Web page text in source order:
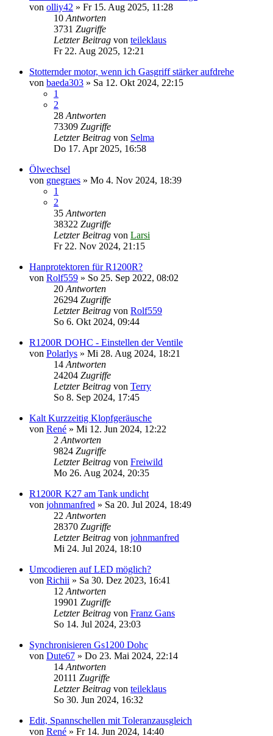
von olliy42 » Fr 15. Aug 2025, 11:28
10 Antworten
3731 Zugriffe
Letzter Beitrag von teileklaus
Fr 22. Aug 2025, 12:21
Stotternder motor, wenn ich Gasgriff stärker aufdrehe
von baeda303 » Sa 12. Okt 2024, 22:15
1
2
28 Antworten
73309 Zugriffe
Letzter Beitrag von Selma
Do 17. Apr 2025, 16:58
Ölwechsel
von gnegraes » Mo 4. Nov 2024, 18:39
1
2
35 Antworten
38322 Zugriffe
Letzter Beitrag von Larsi
Fr 22. Nov 2024, 21:15
Hanprotektoren für R1200R?
von Rolf559 » So 25. Sep 2022, 08:02
20 Antworten
26294 Zugriffe
Letzter Beitrag von Rolf559
So 6. Okt 2024, 09:44
R1200R DOHC - Einstellen der Ventile
von Polarlys » Mi 28. Aug 2024, 18:21
14 Antworten
24204 Zugriffe
Letzter Beitrag von Terry
So 8. Sep 2024, 17:45
Kalt Kurzzeitig Klopfgeräusche
von René » Mi 12. Jun 2024, 12:22
2 Antworten
9824 Zugriffe
Letzter Beitrag von Freiwild
Mo 26. Aug 2024, 20:35
R1200R K27 am Tank undicht
von johnmanfred » Sa 20. Jul 2024, 18:49
22 Antworten
28370 Zugriffe
Letzter Beitrag von johnmanfred
Mi 24. Jul 2024, 18:10
Umcodieren auf LED möglich?
von Richii » Sa 30. Dez 2023, 16:41
12 Antworten
19901 Zugriffe
Letzter Beitrag von Franz Gans
So 14. Jul 2024, 23:03
Synchronisieren Gs1200 Dohc
von Dute67 » Do 23. Mai 2024, 22:14
14 Antworten
20111 Zugriffe
Letzter Beitrag von teileklaus
So 30. Jun 2024, 16:32
Edit, Spannschellen mit Toleranzausgleich
von René » Fr 14. Jun 2024, 14:40